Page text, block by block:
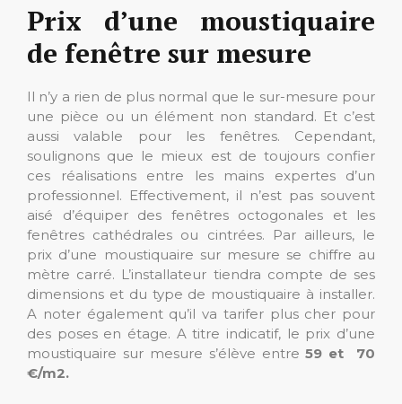
Prix d’une moustiquaire
de fenêtre sur mesure
Il n’y a rien de plus normal que le sur-mesure pour
une pièce ou un élément non standard. Et c’est
aussi valable pour les fenêtres. Cependant,
soulignons que le mieux est de toujours confier
ces réalisations entre les mains expertes d’un
professionnel. Effectivement, il n’est pas souvent
aisé d’équiper des fenêtres octogonales et les
fenêtres cathédrales ou cintrées. Par ailleurs, le
prix d’une moustiquaire sur mesure se chiffre au
mètre carré. L’installateur tiendra compte de ses
dimensions et du type de moustiquaire à installer.
A noter également qu’il va tarifer plus cher pour
des poses en étage. A titre indicatif, le prix d’une
moustiquaire sur mesure s’élève entre59 et 70
€/m2.